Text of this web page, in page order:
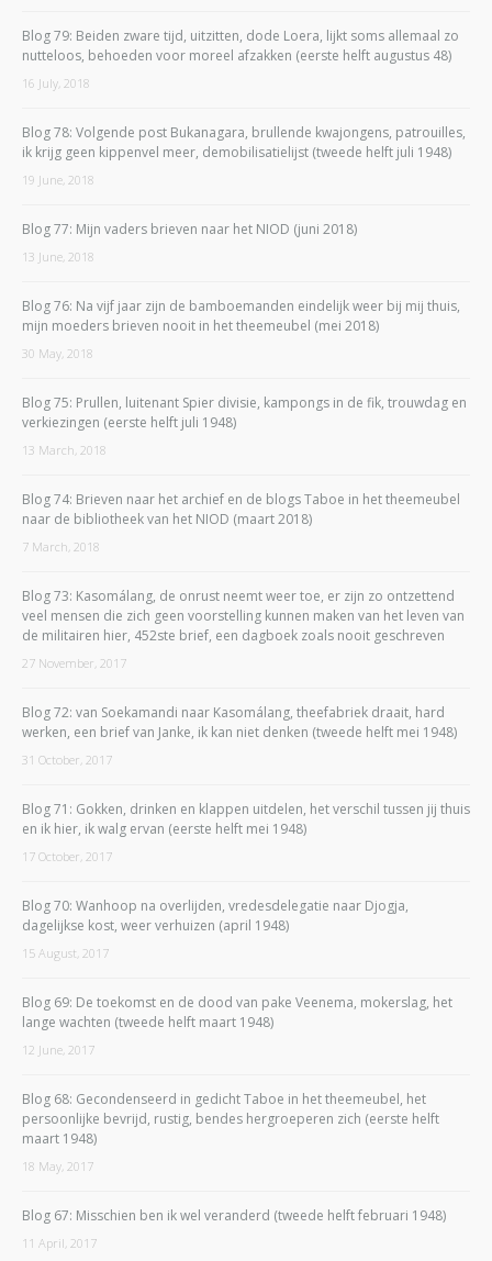
Blog 79: Beiden zware tijd, uitzitten, dode Loera, lijkt soms allemaal zo
nutteloos, behoeden voor moreel afzakken (eerste helft augustus 48)
16 July, 2018
Blog 78: Volgende post Bukanagara, brullende kwajongens, patrouilles,
ik krijg geen kippenvel meer, demobilisatielijst (tweede helft juli 1948)
19 June, 2018
Blog 77: Mijn vaders brieven naar het NIOD (juni 2018)
13 June, 2018
Blog 76: Na vijf jaar zijn de bamboemanden eindelijk weer bij mij thuis,
mijn moeders brieven nooit in het theemeubel (mei 2018)
30 May, 2018
Blog 75: Prullen, luitenant Spier divisie, kampongs in de fik, trouwdag en
verkiezingen (eerste helft juli 1948)
13 March, 2018
Blog 74: Brieven naar het archief en de blogs Taboe in het theemeubel
naar de bibliotheek van het NIOD (maart 2018)
7 March, 2018
Blog 73: Kasomálang, de onrust neemt weer toe, er zijn zo ontzettend
veel mensen die zich geen voorstelling kunnen maken van het leven van
de militairen hier, 452ste brief, een dagboek zoals nooit geschreven
27 November, 2017
Blog 72: van Soekamandi naar Kasomálang, theefabriek draait, hard
werken, een brief van Janke, ik kan niet denken (tweede helft mei 1948)
31 October, 2017
Blog 71: Gokken, drinken en klappen uitdelen, het verschil tussen jij thuis
en ik hier, ik walg ervan (eerste helft mei 1948)
17 October, 2017
Blog 70: Wanhoop na overlijden, vredesdelegatie naar Djogja,
dagelijkse kost, weer verhuizen (april 1948)
15 August, 2017
Blog 69: De toekomst en de dood van pake Veenema, mokerslag, het
lange wachten (tweede helft maart 1948)
12 June, 2017
Blog 68: Gecondenseerd in gedicht Taboe in het theemeubel, het
persoonlijke bevrijd, rustig, bendes hergroeperen zich (eerste helft
maart 1948)
18 May, 2017
Blog 67: Misschien ben ik wel veranderd (tweede helft februari 1948)
11 April, 2017